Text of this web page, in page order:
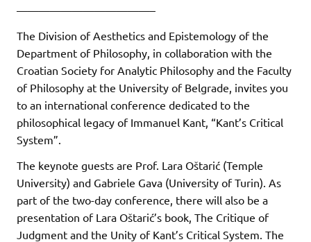
————————————–
The Division of Aesthetics and Epistemology of the
Department of Philosophy, in collaboration with the
Croatian Society for Analytic Philosophy and the Faculty
of Philosophy at the University of Belgrade, invites you
to an international conference dedicated to the
philosophical legacy of Immanuel Kant, “Kant’s Critical
System”.
The keynote guests are Prof. Lara Oštarić (Temple
University) and Gabriele Gava (University of Turin). As
part of the two-day conference, there will also be a
presentation of Lara Oštarić’s book, The Critique of
Judgment and the Unity of Kant’s Critical System. The